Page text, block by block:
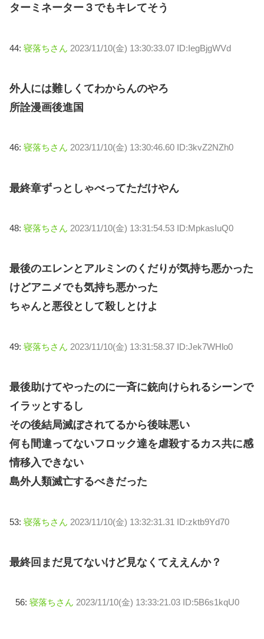
ターミネーター３でもキレてそう
44: 寝落ちさん 2023/11/10(金) 13:30:33.07 ID:IegBjgWVd
外人には難しくてわからんのやろ
所詮漫画後進国
46: 寝落ちさん 2023/11/10(金) 13:30:46.60 ID:3kvZ2NZh0
最終章ずっとしゃべってただけやん
48: 寝落ちさん 2023/11/10(金) 13:31:54.53 ID:MpkasIuQ0
最後のエレンとアルミンのくだりが気持ち悪かった
けどアニメでも気持ち悪かった
ちゃんと悪役として殺しとけよ
49: 寝落ちさん 2023/11/10(金) 13:31:58.37 ID:Jek7WHlo0
最後助けてやったのに一斉に銃向けられるシーンで
イラッとするし
その後結局滅ぼされてるから後味悪い
何も間違ってないフロック達を虐殺するカス共に感
情移入できない
島外人類滅亡するべきだった
53: 寝落ちさん 2023/11/10(金) 13:32:31.31 ID:zktb9Yd70
最終回まだ見てないけど見なくてええんか？
56: 寝落ちさん 2023/11/10(金) 13:33:21.03 ID:5B6s1kqU0